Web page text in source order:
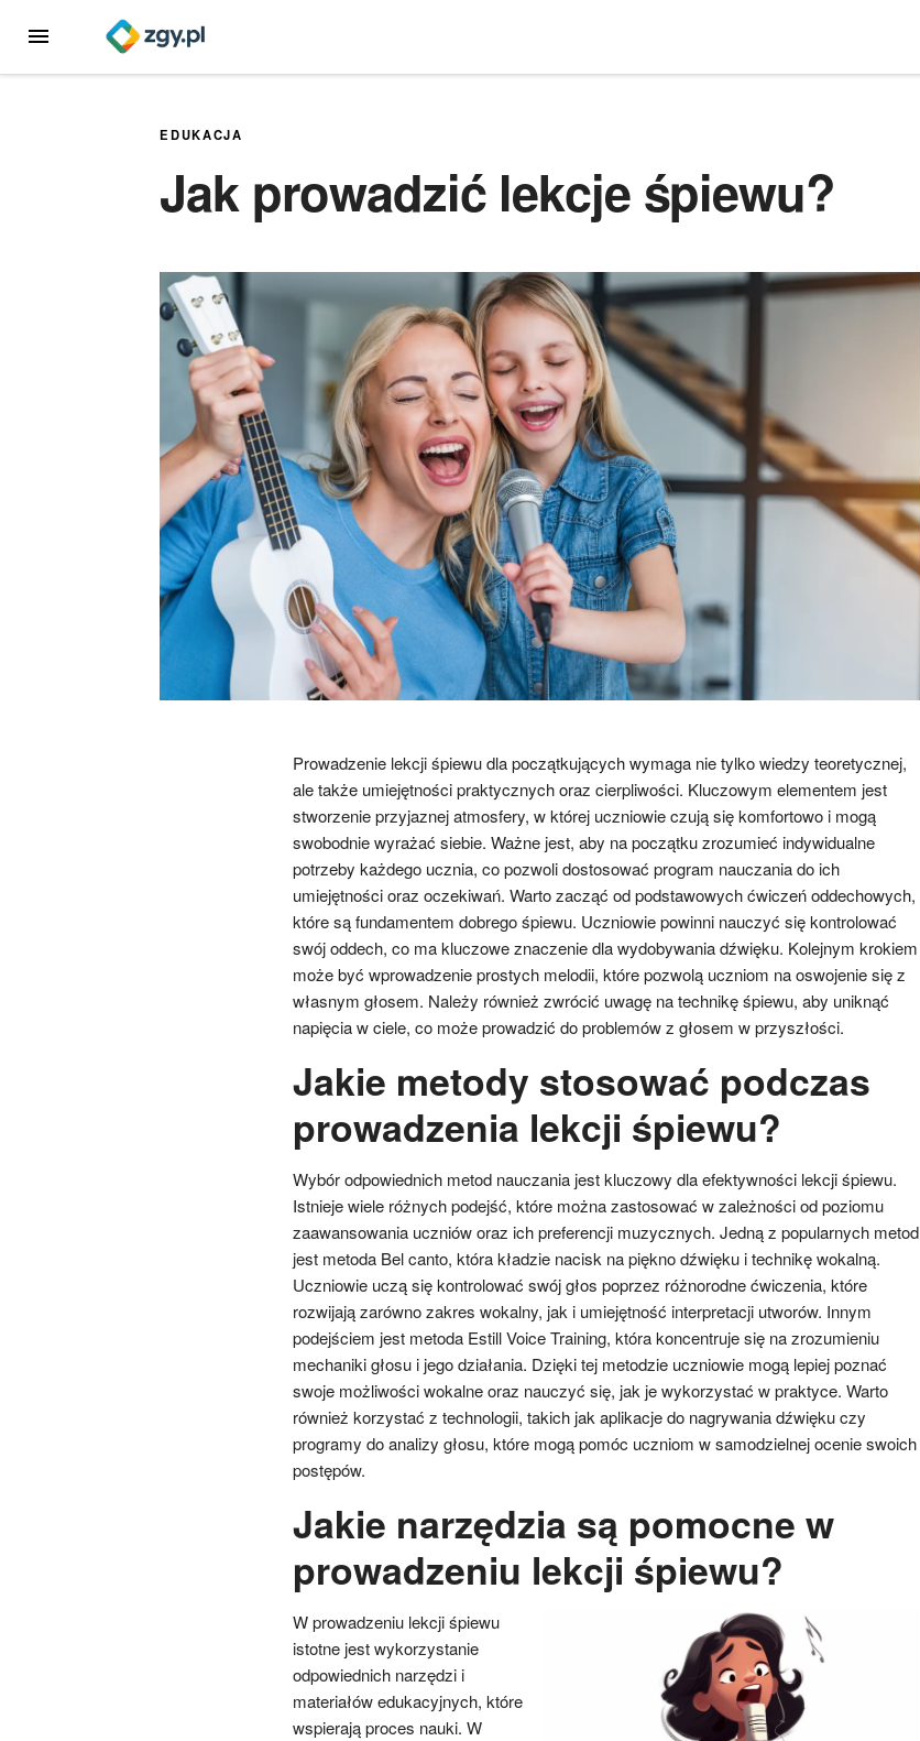
MENU
EDUKACJA
Jak prowadzić lekcje śpiewu?
Prowadzenie lekcji śpiewu dla początkujących wymaga nie tylko wiedzy teoretycznej,
ale także umiejętności praktycznych oraz cierpliwości. Kluczowym elementem jest
stworzenie przyjaznej atmosfery, w której uczniowie czują się komfortowo i mogą
swobodnie wyrażać siebie. Ważne jest, aby na początku zrozumieć indywidualne
potrzeby każdego ucznia, co pozwoli dostosować program nauczania do ich
umiejętności oraz oczekiwań. Warto zacząć od podstawowych ćwiczeń oddechowych,
które są fundamentem dobrego śpiewu. Uczniowie powinni nauczyć się kontrolować
swój oddech, co ma kluczowe znaczenie dla wydobywania dźwięku. Kolejnym krokiem
może być wprowadzenie prostych melodii, które pozwolą uczniom na oswojenie się z
własnym głosem. Należy również zwrócić uwagę na technikę śpiewu, aby uniknąć
napięcia w ciele, co może prowadzić do problemów z głosem w przyszłości.
Jakie metody stosować podczas
prowadzenia lekcji śpiewu?
Wybór odpowiednich metod nauczania jest kluczowy dla efektywności lekcji śpiewu.
Istnieje wiele różnych podejść, które można zastosować w zależności od poziomu
zaawansowania uczniów oraz ich preferencji muzycznych. Jedną z popularnych metod
jest metoda Bel canto, która kładzie nacisk na piękno dźwięku i technikę wokalną.
Uczniowie uczą się kontrolować swój głos poprzez różnorodne ćwiczenia, które
rozwijają zarówno zakres wokalny, jak i umiejętność interpretacji utworów. Innym
podejściem jest metoda Estill Voice Training, która koncentruje się na zrozumieniu
mechaniki głosu i jego działania. Dzięki tej metodzie uczniowie mogą lepiej poznać
swoje możliwości wokalne oraz nauczyć się, jak je wykorzystać w praktyce. Warto
również korzystać z technologii, takich jak aplikacje do nagrywania dźwięku czy
programy do analizy głosu, które mogą pomóc uczniom w samodzielnej ocenie swoich
postępów.
Jakie narzędzia są pomocne w
prowadzeniu lekcji śpiewu?
W prowadzeniu lekcji śpiewu
istotne jest wykorzystanie
odpowiednich narzędzi i
materiałów edukacyjnych, które
wspierają proces nauki. W